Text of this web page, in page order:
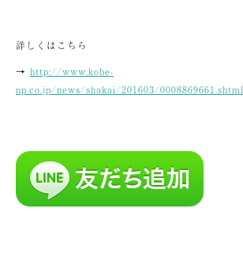
詳しくはこちら
→ http://www.kobe-
np.co.jp/news/shakai/201603/0008869661.shtml